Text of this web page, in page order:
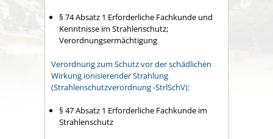
§ 74 Absatz 1 Erforderliche Fachkunde und
Kenntnisse im Strahlenschutz;
Verordnungsermächtigung
Verordnung zum Schutz vor der schädlichen
Wirkung ionisierender Strahlung
(Strahlenschutzverordnung -StrlSchV):
§ 47 Absatz 1 Erforderliche Fachkunde im
Strahlenschutz